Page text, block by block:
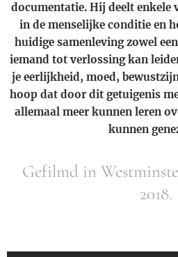
documentatie. Hij deelt enkele
in de menselijke conditie en
huidige samenleving zowel
iemand tot verlossing kan
je eerlijkheid, moed,
hoop dat door dit getuigenis
allemaal meer kunnen leren
kunnen
Gefilmd in
2018.